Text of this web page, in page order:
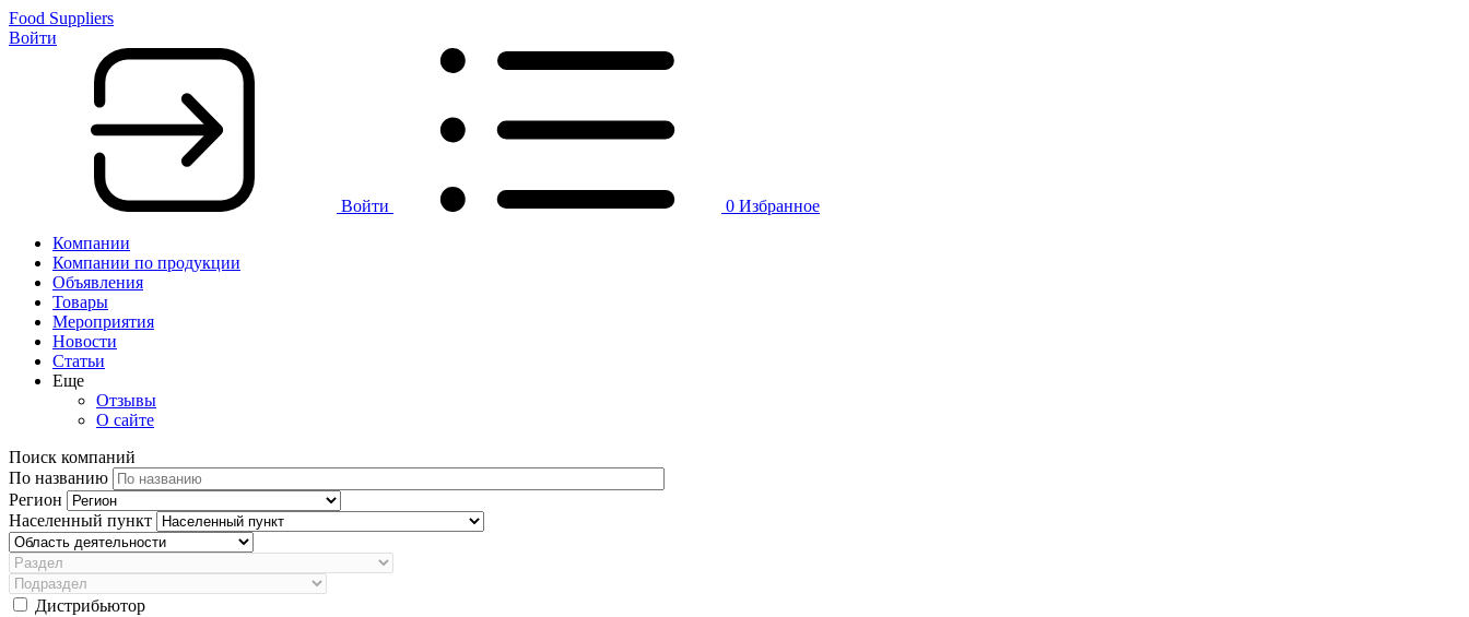
Food Suppliers
Войти
Войти 0 Избранное
Компании
Компании по продукции
Объявления
Товары
Мероприятия
Новости
Статьи
Еще
Отзывы
О сайте
Поиск компаний
По названию
Регион
Населенный пункт
Дистрибьютор